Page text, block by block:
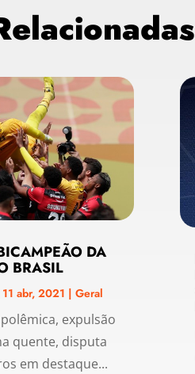
DA
BRASIL
11 abr, 2021 | Geral
expulsão
quente, disputa
em destaque...